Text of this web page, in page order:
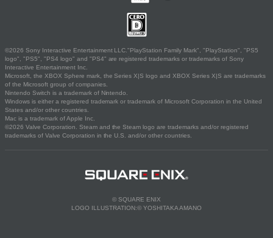
©2026 Sony Interactive Entertainment LLC."PlayStation Family Mark", "PlayStation", "PS5
logo", "PS5", "PS4 logo" and "PS4" are registered trademarks or trademarks of Sony
Interactive Entertainment Inc.
Microsoft, the XBOX Sphere mark, the Series X|S logo and XBOX Series X|S are trademarks
of the Microsoft group of companies.
Nintendo Switch is a trademark of Nintendo.
Windows is either a registered trademark or trademark of Microsoft Corporation in the United
States and/or other countries.
Mac is a trademark of Apple Inc.
©2026 Valve Corporation. Steam and the Steam logo are trademarks and/or registered
trademarks of Valve Corporation in the U.S. and/or other countries.
© SQUARE ENIX
LOGO ILLUSTRATION:© YOSHITAKA AMANO